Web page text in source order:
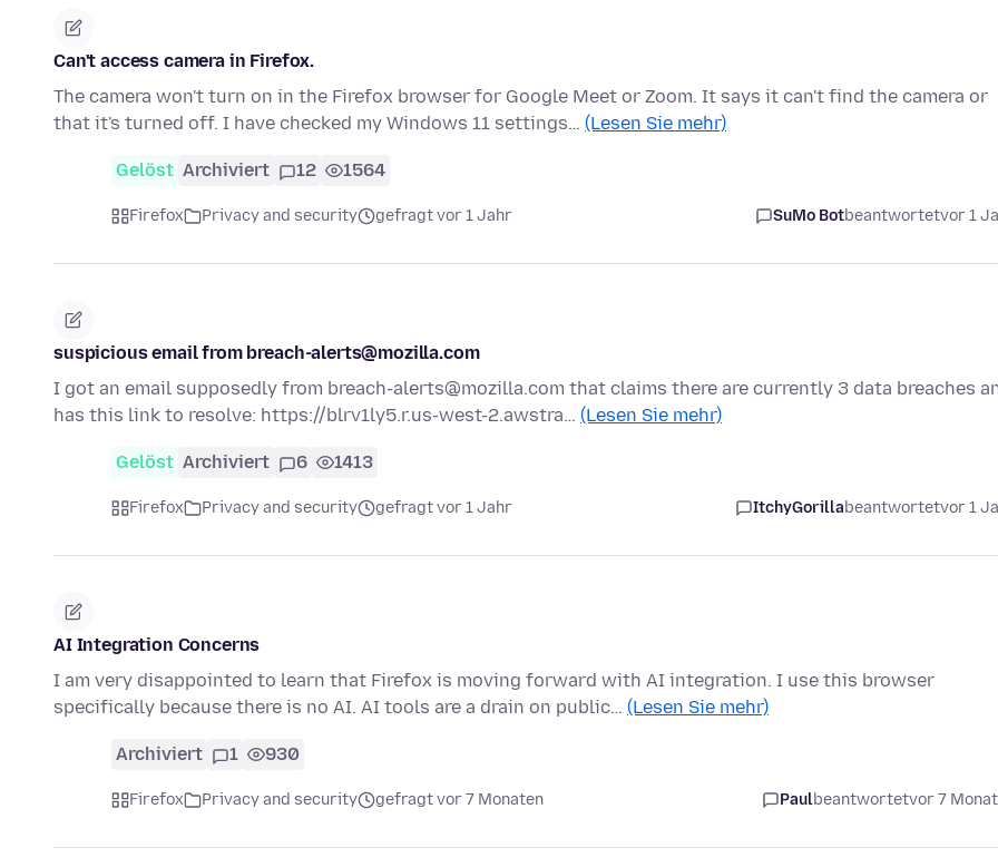
Can't access camera in Firefox.
The camera won't turn on in the Firefox browser for Google Meet or Zoom. It says it can't find the camera or
that it's turned off. I have checked my Windows 11 settings… (Lesen Sie mehr)
Gelöst Archiviert 12 1564
Firefox Privacy and security gefragt vor 1 Jahr SuMo Botbeantwortetvor 1
suspicious email from breach-alerts@mozilla.com
I got an email supposedly from breach-alerts@mozilla.com that claims there are currently 3 data breaches
has this link to resolve: https://blrv1ly5.r.us-west-2.awstra… (Lesen Sie mehr)
Gelöst Archiviert 6 1413
Firefox Privacy and security gefragt vor 1 Jahr ItchyGorillabeantwortetvor 1
AI Integration Concerns
I am very disappointed to learn that Firefox is moving forward with AI integration. I use this browser
specifically because there is no AI. AI tools are a drain on public… (Lesen Sie mehr)
Archiviert 1 930
Firefox Privacy and security gefragt vor 7 Monaten Paulbeantwortetvor 7